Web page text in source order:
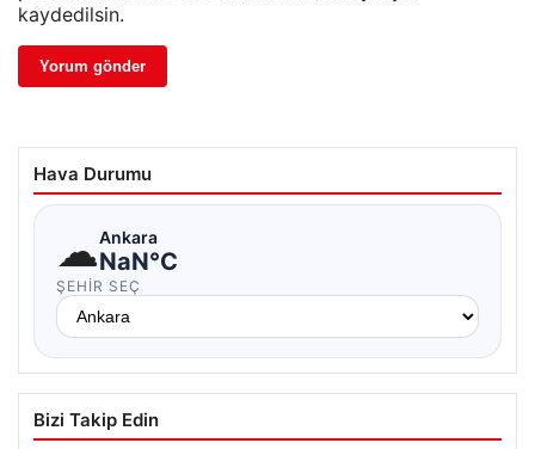
kaydedilsin.
Hava Durumu
☁Ankara
NaN°C
ŞEHIR SEÇ
Bizi Takip Edin